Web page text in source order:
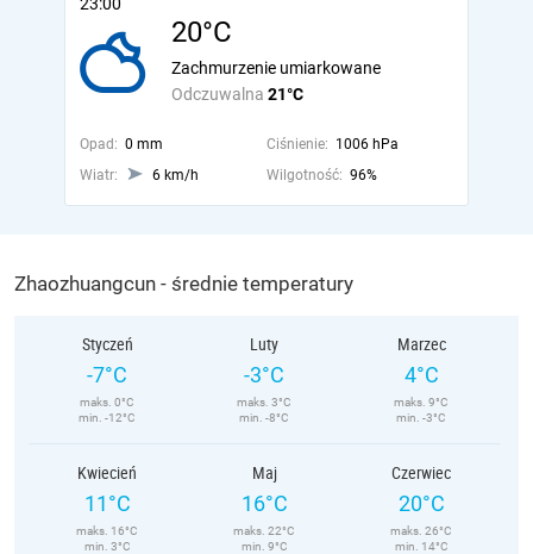
20°C
Odczuwalna 21°C
Zachmurzenie umiarkowane
Opad: 0 mm Ciśnienie: 1006 hPa
Wiatr:
6 km/h Wilgotność: 96%
Zhaozhuangcun - średnie temperatury
Styczeń
-7°C
maks. 0°C
min. -12°C
Luty
-3°C
maks. 3°C
min. -8°C
Marzec
4°C
maks. 9°C
min. -3°C
Kwiecień
11°C
maks. 16°C
min. 3°C
Maj
16°C
maks. 22°C
min. 9°C
Czerwiec
20°C
maks. 26°C
min. 14°C